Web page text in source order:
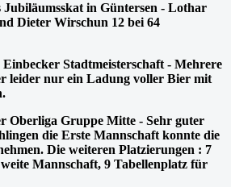
Jubiläumsskat in Güntersen - Lothar
Dieter Wirschun 12 bei 64
Einbecker Stadtmeisterschaft - Mehrere
leider nur ein Ladung voller Bier mit
Oberliga Gruppe Mitte - Sehr guter
die Erste Mannschaft konnte die
Die weiteren Platzierungen : 7
Mannschaft, 9 Tabellenplatz für